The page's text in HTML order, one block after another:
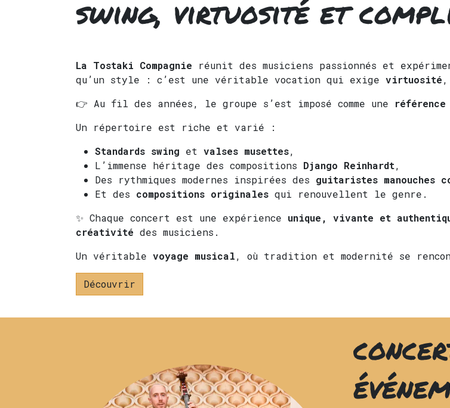
swing, virtuosité et
La Tostaki Compagnie réunit des musiciens passionnés et
qu’un style : c’est une véritable vocation qui exige virtuosité,
👉 Au fil des années, le groupe s’est imposé comme une
Un répertoire est riche et varié :
Standards swing et valses musettes,
L’immense héritage des compositions Django Reinhardt,
Des rythmiques modernes inspirées des guitaristes manouches
Et des compositions originales qui renouvellent le genre.
✨ Chaque concert est une expérience unique, vivante et
créativité des musiciens.
Un véritable voyage musical, où tradition et modernité se
Découvrir